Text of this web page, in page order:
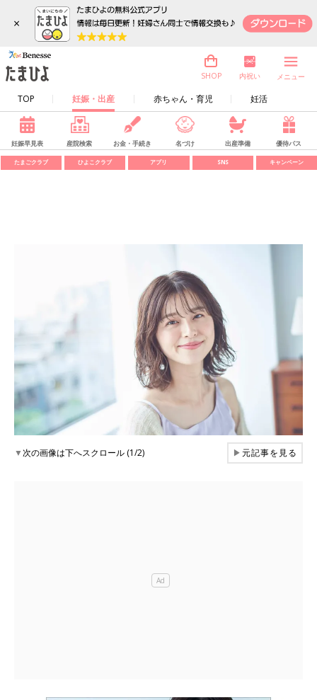
×
TOP 妊娠・出産 赤ちゃん・育児 妊活
SHOP 内祝い メニュー
妊娠早見表 産院検索 お金・手続き 名づけ 出産準備 優待パス
たまごクラブ ひよこクラブ アプリ SNS キャンペーン
▼次の画像は下へスクロール (1/2) ▶元記事を見る